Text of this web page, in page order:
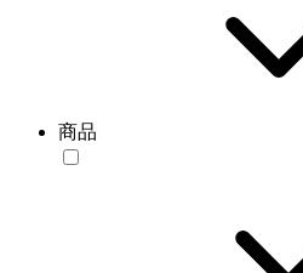
商品